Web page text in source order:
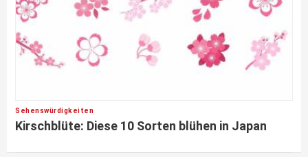
Sehenswürdigkeiten
Kirschblüte: Diese 10 Sorten blühen in Japan